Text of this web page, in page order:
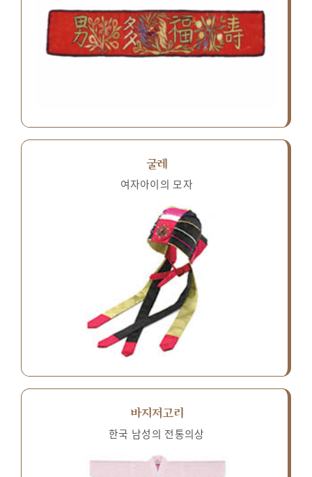
굴레
여자아이의 모자
바지저고리
한국 남성의 전통의상